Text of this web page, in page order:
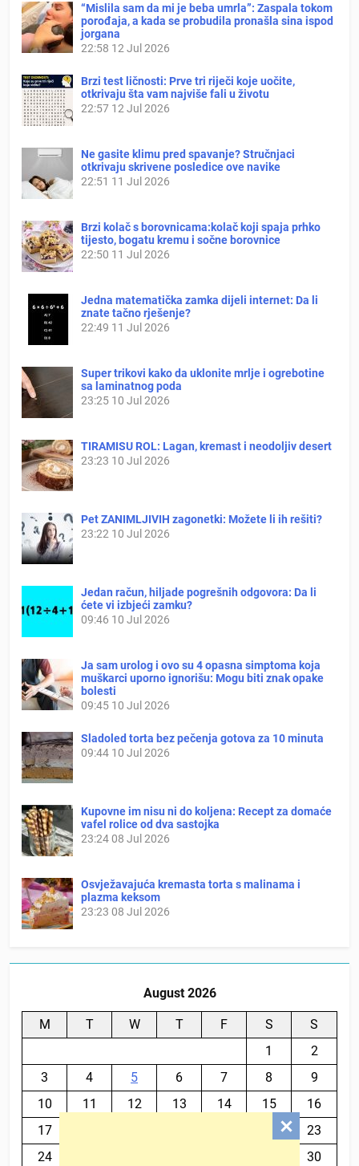
“Mislila sam da mi je beba umrla”: Zaspala tokom
porođaja, a kada se probudila pronašla sina ispod
jorgana
22:58 12 Jul 2026
Brzi test ličnosti: Prve tri riječi koje uočite,
otkrivaju šta vam najviše fali u životu
22:57 12 Jul 2026
Ne gasite klimu pred spavanje? Stručnjaci
otkrivaju skrivene posledice ove navike
22:51 11 Jul 2026
Brzi kolač s borovnicama:kolač koji spaja prhko
tijesto, bogatu kremu i sočne borovnice
22:50 11 Jul 2026
Jedna matematička zamka dijeli internet: Da li
znate tačno rješenje?
22:49 11 Jul 2026
Super trikovi kako da uklonite mrlje i ogrebotine
sa laminatnog poda
23:25 10 Jul 2026
TIRAMISU ROL: Lagan, kremast i neodoljiv desert
23:23 10 Jul 2026
Pet ZANIMLJIVIH zagonetki: Možete li ih rešiti?
23:22 10 Jul 2026
Jedan račun, hiljade pogrešnih odgovora: Da li
ćete vi izbjeći zamku?
09:46 10 Jul 2026
Ja sam urolog i ovo su 4 opasna simptoma koja
muškarci uporno ignorišu: Mogu biti znak opake
bolesti
09:45 10 Jul 2026
Sladoled torta bez pečenja gotova za 10 minuta
09:44 10 Jul 2026
Kupovne im nisu ni do koljena: Recept za domaće
vafel rolice od dva sastojka
23:2408 Jul 2026
Osvježavajuća kremasta torta s malinama i
plazma keksom
23:23 08 Jul 2026
August 2026
M T W T F S
S
1
2
3
4 5 6 7 8
9
10
11 12 13 14 15
16
17
23
24
30